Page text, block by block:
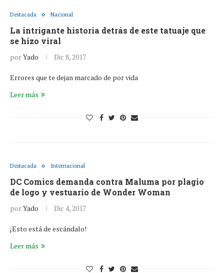
Destacada Nacional
La intrigante historia detrás de este tatuaje que
se hizo viral
porYado Dic 8, 2017
Errores que te dejan marcado de por vida
Leer más
Destacada Internacional
DC Comics demanda contra Maluma por plagio
de logo y vestuario de Wonder Woman
porYado Dic 4, 2017
¡Esto está de escándalo!
Leer más